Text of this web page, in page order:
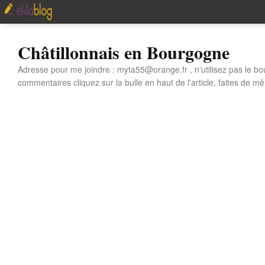
Châtillonnais en Bourgogne
Adresse pour me joindre : myta55@orange.fr , n'utilisez pas le
commentaires cliquez sur la bulle en haut de l'article, faites de